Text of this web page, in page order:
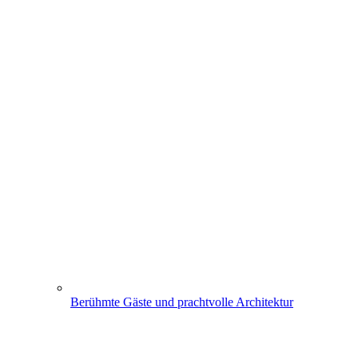
Berühmte Gäste und prachtvolle Architektur